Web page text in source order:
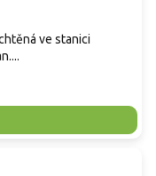
ve stanici